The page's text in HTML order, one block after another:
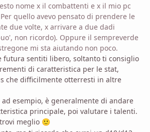
nome x il combattenti e x il mio pc
quello avevo pensato di prendere le
due volte, x arrivare a due dadi
non ricordo). Oppure il sempreverde
mi sta aiutando non poco.
futura sentiti libero, soltanto ti consiglio
di caratteristica per le stat,
che difficilmente otterresti in altre
esempio, è generalmente di andare
principale, poi valutare i talenti.
meglio 🙂